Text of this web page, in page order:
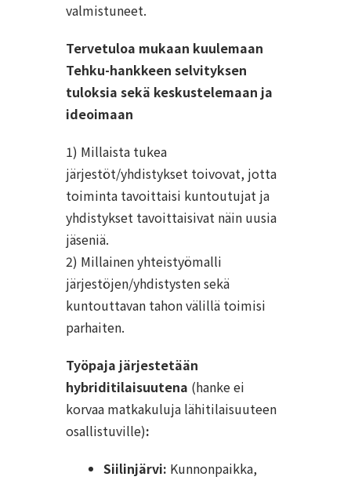
valmistuneet.
Tervetuloa mukaan kuulemaan
Tehku-hankkeen selvityksen
tuloksia sekä keskustelemaan ja
ideoimaan
1) Millaista tukea
järjestöt/yhdistykset toivovat, jotta
toiminta tavoittaisi kuntoutujat ja
yhdistykset tavoittaisivat näin uusia
jäseniä.
2) Millainen yhteistyömalli
järjestöjen/yhdistysten sekä
kuntouttavan tahon välillä toimisi
parhaiten.
Työpaja järjestetään
hybriditilaisuutena (hanke ei
korvaa matkakuluja lähitilaisuuteen
osallistuville):
Siilinjärvi: Kunnonpaikka,